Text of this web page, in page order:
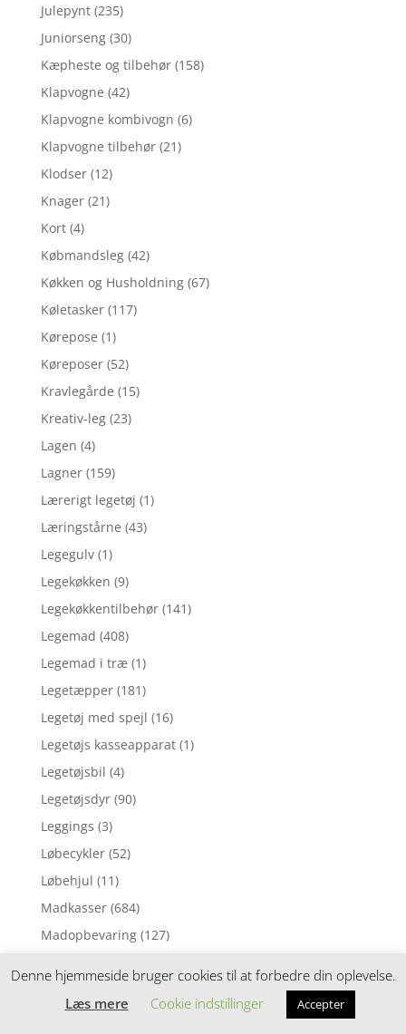
Julepynt (235)
Juniorseng (30)
Kæpheste og tilbehør (158)
Klapvogne (42)
Klapvogne kombivogn (6)
Klapvogne tilbehør (21)
Klodser (12)
Knager (21)
Kort (4)
Købmandsleg (42)
Køkken og Husholdning (67)
Køletasker (117)
Kørepose (1)
Køreposer (52)
Kravlegårde (15)
Kreativ-leg (23)
Lagen (4)
Lagner (159)
Lærerigt legetøj (1)
Læringstårne (43)
Legegulv (1)
Legekøkken (9)
Legekøkkentilbehør (141)
Legemad (408)
Legemad i træ (1)
Legetæpper (181)
Legetøj med spejl (16)
Legetøjs kasseapparat (1)
Legetøjsbil (4)
Legetøjsdyr (90)
Leggings (3)
Løbecykler (52)
Løbehjul (11)
Madkasser (684)
Madopbevaring (127)
Madpakketilbehør
(212)
Madras til juniorseng
Denne hjemmeside bruger cookies til at forbedre din oplevelse.
Læs mere
Cookie indstillinger Accepter